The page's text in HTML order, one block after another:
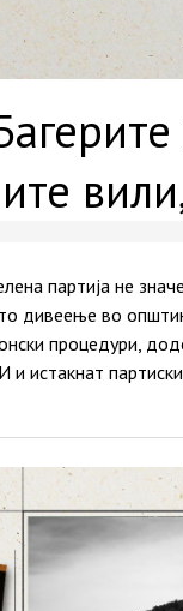
партија не
дивеење во
процедури,
истакнат